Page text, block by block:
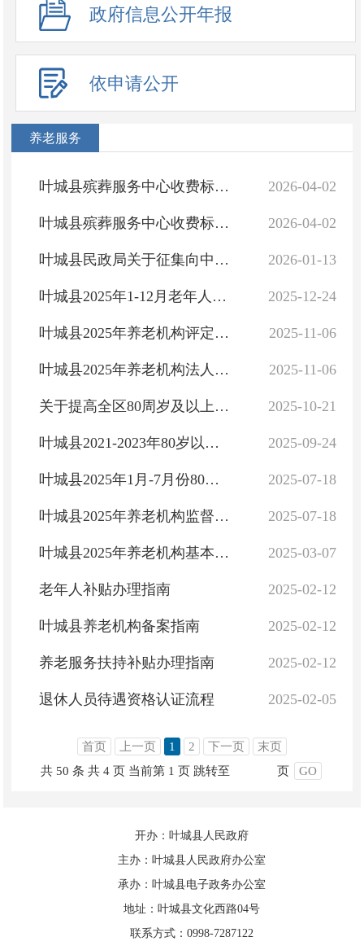
政府信息公开年报
依申请公开
养老服务
2026-04-02
叶城县殡葬服务中心收费标准（第二生态公墓）
2026-04-02
叶城县殡葬服务中心收费标准（殡仪馆）
2026-01-13
叶城县民政局关于征集向中度以上失能老年人发放养老服务消费补贴项目服务机构的公告
2025-12-24
叶城县2025年1-12月老年人补贴发放情况公示
2025-11-06
叶城县2025年养老机构评定结果公示
2025-11-06
叶城县2025年养老机构法人变更情况公示
2025-10-21
关于提高全区80周岁及以上老年人基本生活津贴标准的通知
2025-09-24
叶城县2021-2023年80岁以上老年人基本生活津贴发放情况公示
2025-07-18
叶城县2025年1月-7月份80岁以上老年人津贴补助结果公示
2025-07-18
叶城县2025年养老机构监督检查情况信息公示
2025-03-07
叶城县2025年养老机构基本情况备案信息公示
2025-02-12
老年人补贴办理指南
2025-02-12
叶城县养老机构备案指南
2025-02-12
养老服务扶持补贴办理指南
2025-02-05
退休人员待遇资格认证流程
首页 上一页 1 2 下一页
末页
共 50 条 共 4 页 当前第 1 页 跳转至 页 GO
开办：叶城县人民政府
主办：叶城县人民政府办公室
承办：叶城县电子政务办公室
地址：叶城县文化西路04号
联系方式：0998-7287122